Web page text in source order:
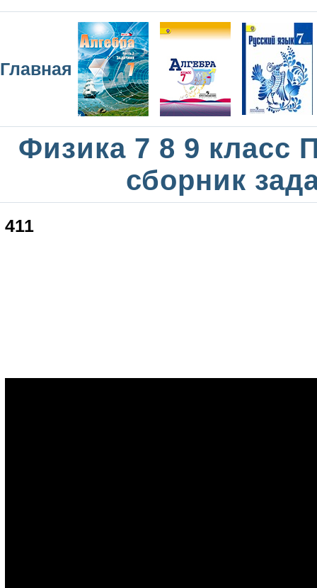
Главная
Физика 7 8 9 класс
сборник
411